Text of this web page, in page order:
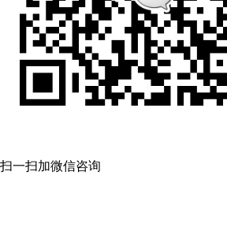
扫一扫加微信咨询